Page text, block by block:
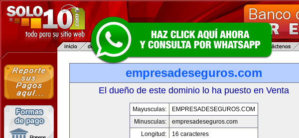
empresadeseguros.com
El dueño de este dominio lo ha puesto en Venta
Mayusculas:
EMPRESADESEGUROS.COM
Minusculas:
empresadeseguros.com
Longitud:
16 caracteres